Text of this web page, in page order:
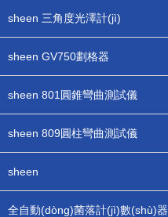
sheen 三角度光澤計(jì)
sheen GV750劃格器
sheen 801圓錐彎曲測試儀
sheen 809圓柱彎曲測試儀
sheen
全自動(dòng)菌落計(jì)數(shù)器